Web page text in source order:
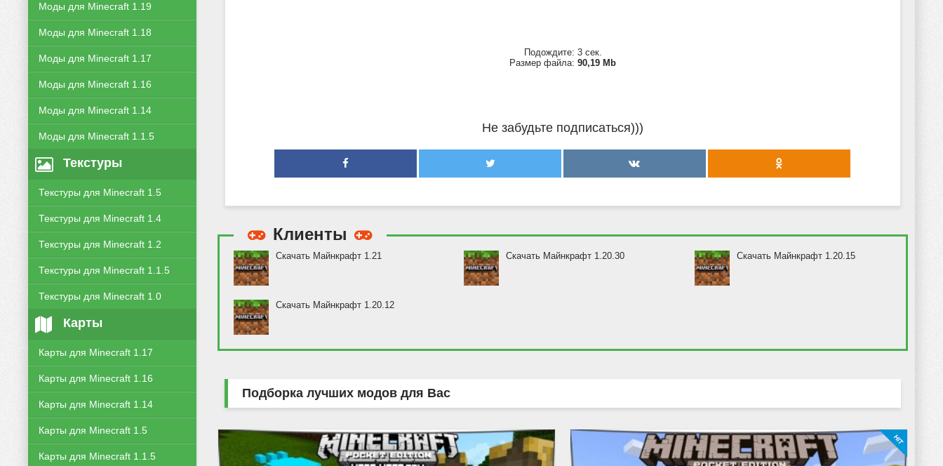
Моды для Minecraft 1.19
Моды для Minecraft 1.18
Моды для Minecraft 1.17
Моды для Minecraft 1.16
Моды для Minecraft 1.14
Моды для Minecraft 1.1.5
Текстуры
Текстуры для Minecraft 1.5
Текстуры для Minecraft 1.4
Текстуры для Minecraft 1.2
Текстуры для Minecraft 1.1.5
Текстуры для Minecraft 1.0
Карты
Карты для Minecraft 1.17
Карты для Minecraft 1.16
Карты для Minecraft 1.14
Карты для Minecraft 1.5
Карты для Minecraft 1.1.5
Подождите: 2сек.
Размер файла: 90,19 Mb
Не забудьте подписаться)))
Клиенты
Скачать Майнкрафт 1.21 Скачать Майнкрафт 1.20.30 Скачать Майнкрафт 1.20.15
Скачать Майнкрафт 1.20.12
Подборка лучших модов для Вас